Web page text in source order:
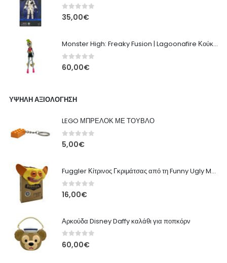
0out of 5
35,00€
Monster High: Freaky Fusion | Lagoonafire Κούκλα Mattel 2013 - 28εκ
0out of 5
60,00€
ΥΨΗΛΉ ΑΞΙΟΛΌΓΗΣΗ
LEGO ΜΠΡΕΛΟΚ ΜΕ ΤΟΥΒΛΟ
0 out of 5
5,00€
Fuggler Κίτρινος Γκριμάτσας από τη Funny Ugly Monsters
0out of 5
16,00€
Αρκούδα Disney Daffy καλάθι για ποπκόρν
0 out of 5
60,00€